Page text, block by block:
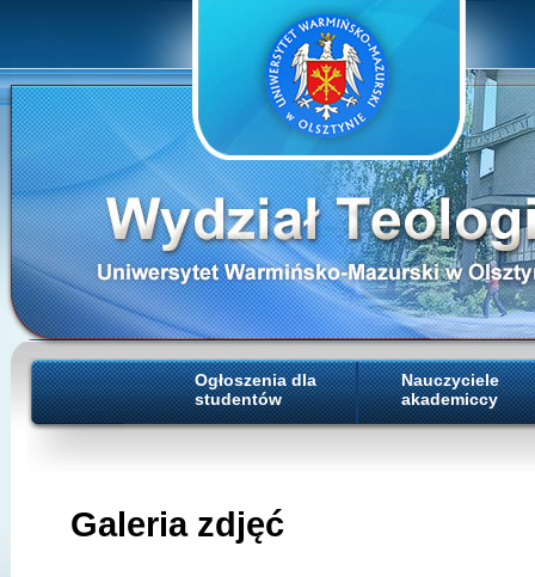
Ogłoszenia dla
studentów
Nauczyciele
akademiccy
Galeria zdjęć